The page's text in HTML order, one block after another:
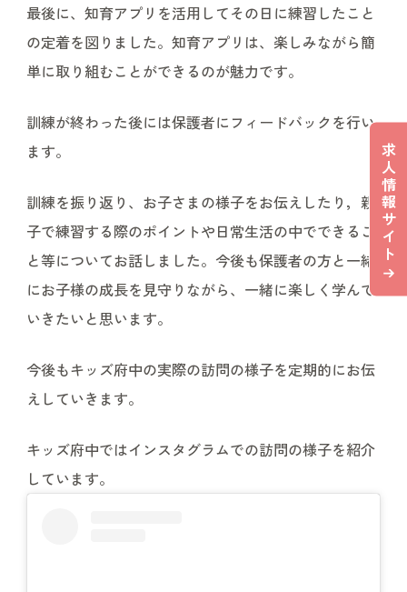
求
人
情
報
サ
イ
ト
最後に、知育アプリを活用してその日に練習したこと
の定着を図りました。知育アプリは、楽しみながら簡
単に取り組むことができるのが魅力です。
訓練が終わった後には保護者にフィードバックを行い
ます。
訓練を振り返り、お子さまの様子をお伝えしたり，親
子で練習する際のポイントや日常生活の中でできるこ
と等についてお話しました。今後も保護者の方と一緒
にお子様の成長を見守りながら、一緒に楽しく学んで
いきたいと思います。
今後もキッズ府中の実際の訪問の様子を定期的にお伝
えしていきます。
キッズ府中ではインスタグラムでの訪問の様子を紹介
しています。